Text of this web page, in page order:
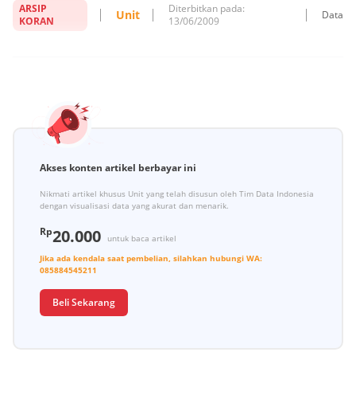
ARSIP
KORAN
Unit
Diterbitkan pada:
13/06/2009
Data
Akses konten artikel berbayar ini
Nikmati artikel khusus Unit yang telah disusun oleh Tim Data Indonesia
dengan visualisasi data yang akurat dan menarik.
Rp20.000
untuk baca artikel
Jika ada kendala saat pembelian, silahkan hubungi WA:
085884545211
Beli Sekarang